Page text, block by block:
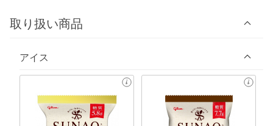
取り扱い商品
アイス